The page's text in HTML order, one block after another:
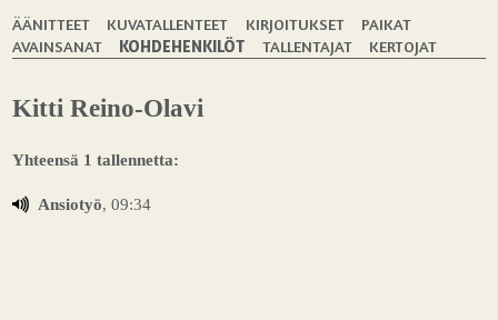
ÄÄNITTEET KUVATALLENTEET KIRJOITUKSET
PAIKAT
AVAINSANAT
KOHDEHENKILÖT TALLENTAJAT KERTOJAT
Kitti Reino-Olavi
Yhteensä 1 tallennetta:
Ansiotyö, 09:34